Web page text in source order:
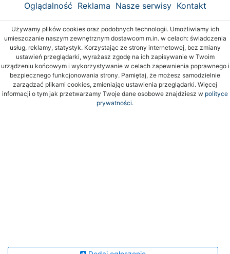
Oglądalność Reklama Nasze serwisy Kontakt
Używamy plików cookies oraz podobnych technologii. Umożliwiamy ich
umieszczanie naszym zewnętrznym dostawcom m.in. w celach: świadczenia
usług, reklamy, statystyk. Korzystając ze strony internetowej, bez zmiany
ustawień przeglądarki, wyrażasz zgodę na ich zapisywanie w Twoim
urządzeniu końcowym i wykorzystywanie w celach zapewnienia poprawnego i
bezpiecznego funkcjonowania strony. Pamiętaj, że możesz samodzielnie
zarządzać plikami cookies, zmieniając ustawienia przeglądarki. Więcej
informacji o tym jak przetwarzamy Twoje dane osobowe znajdziesz w polityce
prywatności.